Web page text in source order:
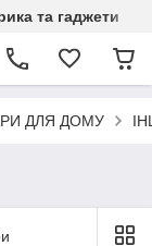
та гаджети
ДЛЯ ДОМУ